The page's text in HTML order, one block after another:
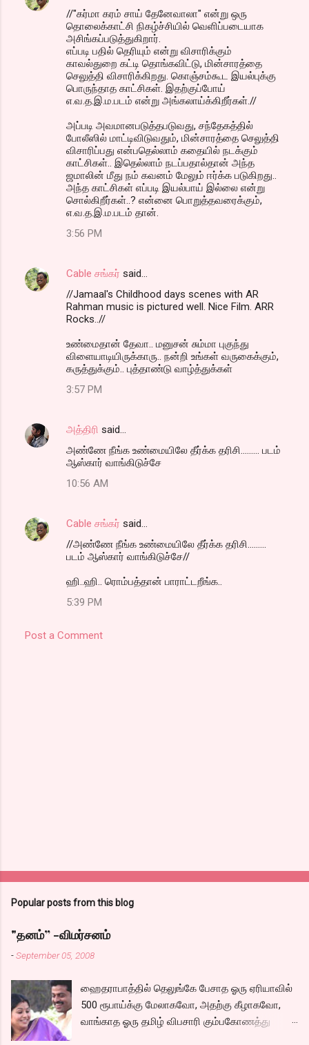
//"கர்மா கரம் சாய் தேனேவாலா" என்று ஒரு
தொலைக்காட்சி நிகழ்ச்சியில் வெளிப்படையாக
அசிங்கப்படுத்துகிறார்.
எப்படி பதில் தெரியும் என்று விசாரிக்கும்
காவல்துறை கட்டி தொங்கவிட்டு, மின்சாரத்தை
செலுத்தி விசாரிக்கிறது. கொஞ்சம்கூட இயல்புக்கு
பொருந்தாத காட்சிகள். இதற்குப்போய்
எ.வ.த.இ.ம.படம் என்று அங்கலாய்க்கிறீர்கள்.//
அப்படி அவமானபடுத்தபடுவது, சந்தேகத்தில்
போலீஸில் மாட்டிவிடுவதும், மின்சாரத்தை செலுத்தி
விசாரிப்பது என்பதெல்லாம் கதையில் நடக்கும்
காட்சிகள்.. இதெல்லாம் நடப்பதால்தான் அந்த
ஜமாலின் மீது நம் கவனம் மேலும் ஈர்க்க படுகிறது..
அந்த காட்சிகள் எப்படி இயல்பாய் இல்லை என்று
சொல்கிறீர்கள்..? என்னை பொறுத்தவரைக்கும்,
எ.வ.த.இ.ம.படம் தான்.
3:56 PM
Cable சங்கர் said…
//Jamaal's Childhood days scenes with AR
Rahman music is pictured well. Nice Film. ARR
Rocks..//
உண்மைதான் தேவா.. மனுசன் சும்மா புகுந்து
விளையாடியிருக்காரு.. நன்றி உங்கள் வருகைக்கும்,
கருத்துக்கும்.. புத்தாண்டு வாழ்த்துக்கள்
3:57 PM
அத்திரி said…
அண்ணே நீங்க உண்மையிலே தீர்க்க தரிசி......... படம்
ஆஸ்கார் வாங்கிடுச்சே
10:56 AM
Cable சங்கர் said…
//அண்ணே நீங்க உண்மையிலே தீர்க்க தரிசி.........
படம் ஆஸ்கார் வாங்கிடுச்சே//
ஹி..ஹி.. ரொம்பத்தான் பாராட்டறீங்க..
5:39 PM
Post a Comment
Popular posts from this blog
"தனம்” -விமர்சனம்
-September 05, 2008
ஹைதராபாத்தில் தெலுங்கே பேசாத ஓரு ஏரியாவில்
500 ரூபாய்க்கு மேலாகவோ, அதற்கு கீழாகவோ,
வாங்காத ஓரு தமிழ் விபசாரி கும்பகோணத்து